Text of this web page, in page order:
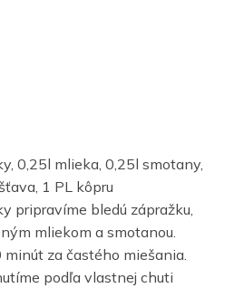
0,25l mlieka, 0,25l smotany,
1 PL kôpru
pripravíme bledú zápražku,
mliekom a smotanou.
za častého miešania.
podľa vlastnej chuti